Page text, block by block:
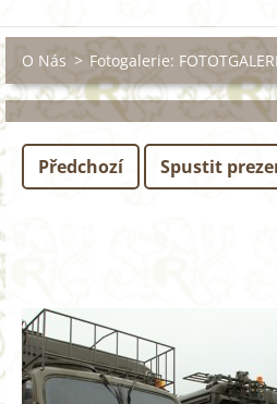
O Nás > Fotogalerie:
Předchozí Spustit